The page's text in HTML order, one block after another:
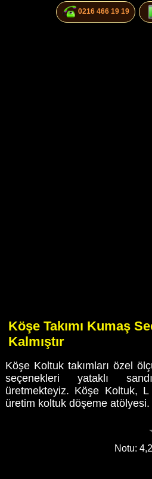
0216 466 19 19
Köşe Takımı Kumaş
Kalmıştır
Köşe Koltuk takımları özel
seçenekleri yataklı
üretmekteyiz. Köşe Koltuk, L
üretim koltuk döşeme atölyesi.
Notu: